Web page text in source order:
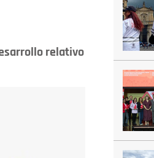
relativo